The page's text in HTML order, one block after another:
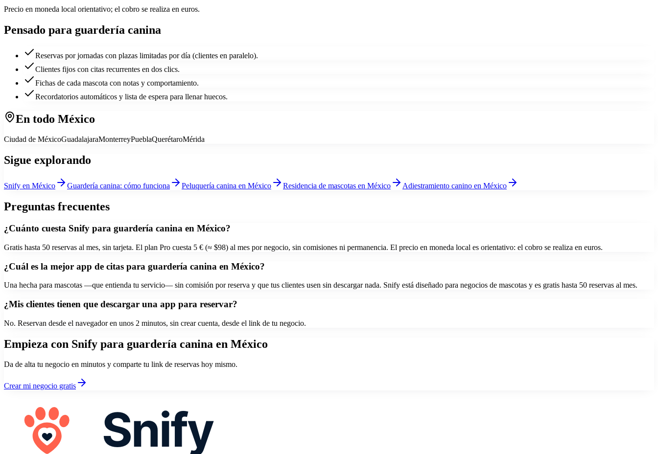
Precio en moneda local orientativo; el cobro se realiza en euros.
Pensado para guardería canina
Reservas por jornadas con plazas limitadas por día (clientes en paralelo).
Clientes fijos con citas recurrentes en dos clics.
Fichas de cada mascota con notas y comportamiento.
Recordatorios automáticos y lista de espera para llenar huecos.
En todo México
Ciudad de MéxicoGuadalajaraMonterreyPueblaQuerétaroMérida
Sigue explorando
Snify en México Guardería canina: cómo funciona Peluquería canina en México Residencia de mascotas en México Adiestramiento canino en México
Preguntas frecuentes
¿Cuánto cuesta Snify para guardería canina en México?
Gratis hasta 50 reservas al mes, sin tarjeta. El plan Pro cuesta 5 € (≈ $98) al mes por negocio, sin comisiones ni permanencia. El precio en moneda local es orientativo: el cobro se realiza en euros.
¿Cuál es la mejor app de citas para guardería canina en México?
Una hecha para mascotas —que entienda tu servicio— sin comisión por reserva y que tus clientes usen sin descargar nada. Snify está diseñado para negocios de mascotas y es gratis hasta 50 reservas al mes.
¿Mis clientes tienen que descargar una app para reservar?
No. Reservan desde el navegador en unos 2 minutos, sin crear cuenta, desde el link de tu negocio.
Empieza con Snify para guardería canina en México
Da de alta tu negocio en minutos y comparte tu link de reservas hoy mismo.
Crear mi negocio gratis